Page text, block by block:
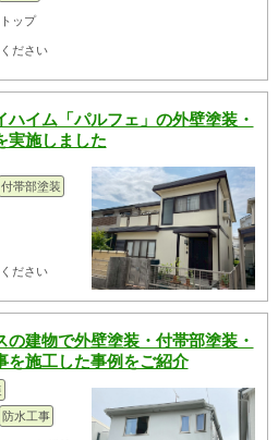
ップ
ださい
イム「パルフェ」の外壁塗装・
実施しました
付帯部塗装
ださい
建物で外壁塗装・付帯部塗装・
を施工した事例をご紹介
防水工事